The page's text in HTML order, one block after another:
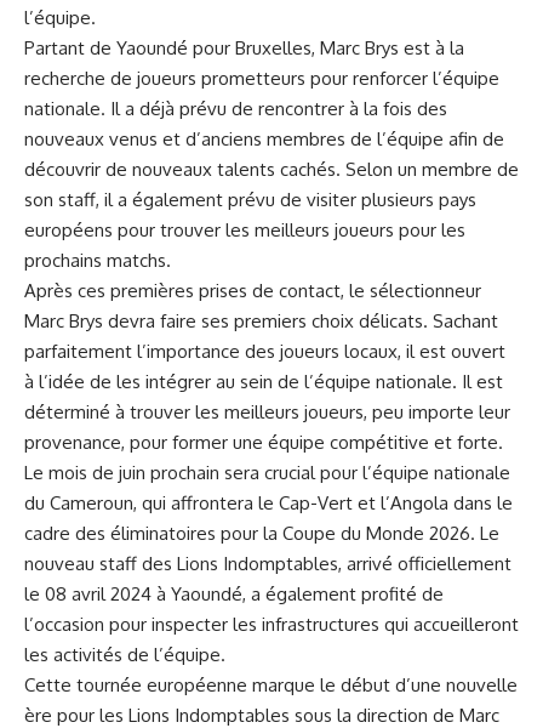
l’équipe.
Partant de‍ Yaoundé pour Bruxelles, Marc Brys ⁤est à la
recherche ‍de joueurs prometteurs pour renforcer l’équipe
nationale. Il a ⁢déjà prévu de rencontrer‌ à la fois des
nouveaux venus et d’anciens‌ membres ⁤de ⁣l’équipe afin de
découvrir de nouveaux ‍talents cachés.⁢ Selon ⁣un membre de
son staff, il a également prévu de visiter plusieurs pays
européens pour trouver les meilleurs ‌joueurs pour les
prochains⁢ matchs.
Après ces⁢ premières ⁢prises de contact, le sélectionneur
Marc Brys devra faire ses ⁤premiers choix délicats. Sachant
parfaitement l’importance des joueurs locaux,‌ il est ouvert
à l’idée de les intégrer au sein de l’équipe nationale. Il ​est
déterminé à trouver les meilleurs joueurs, peu importe leur
provenance, pour former une équipe compétitive et forte.
Le mois de juin prochain sera crucial pour l’équipe nationale
du Cameroun, qui affrontera le Cap-Vert et l’Angola dans le‌
cadre des éliminatoires pour la Coupe du ‍Monde 2026. Le
nouveau staff des Lions Indomptables, arrivé officiellement
le 08 avril 2024 à Yaoundé, ​a également profité de
l’occasion pour inspecter les infrastructures qui accueilleront
les activités de l’équipe.
Cette tournée européenne marque le début d’une nouvelle
ère pour les Lions Indomptables sous la direction de Marc